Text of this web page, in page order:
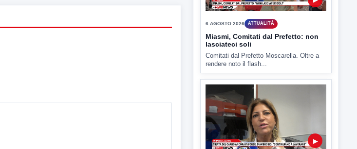
▶
ATTUALITÀ
Tirata del Carro ancora in forse,
L'assessore comunale alla Cultura di
D'Ambrosio,...